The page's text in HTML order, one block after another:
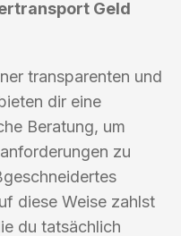
Geld
transparenten und
dir eine
Beratung, um
zu
diese Weise zahlst
du tatsächlich